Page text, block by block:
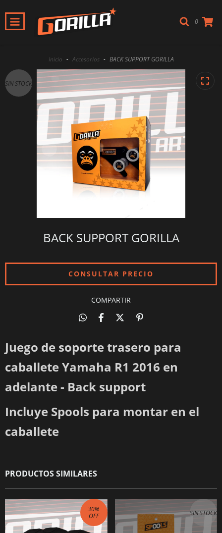
0
Inicio - Accesorios - BACK SUPPORT GORILLA
SIN STOCK
BACK SUPPORT GORILLA
COMPARTIR
Juego de soporte trasero para
caballete Yamaha R1 2016 en
adelante - Back support
Incluye Spools para montar en el
caballete
PRODUCTOS SIMILARES
30%
OFF
SIN STOCK